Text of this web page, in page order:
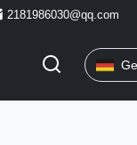
2181986030@qq.com